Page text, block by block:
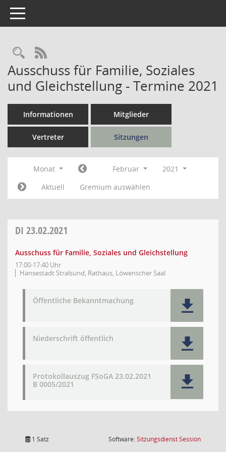
Toggle navigation
Rechercheauswahl
RSS-Feed
Ausschuss für Familie, Soziales
und Gleichstellung - Termine 2021
Informationen Mitglieder
Vertreter Sitzungen
Monat Februar
2021
Aktuell
Gremium auswählen
DI 23.02.2021
Ausschuss für Familie, Soziales und Gleichstellung
17:00-17:40 Uhr
Hansestadt Stralsund, Rathaus, Löwenscher Saal
Öffentliche Bekanntmachung
Niederschrift öffentlich
Protokollauszug FSoGA 23.02.2021
B 0005/2021
1 Satz Software:SitzungsdienstSession(Wird in